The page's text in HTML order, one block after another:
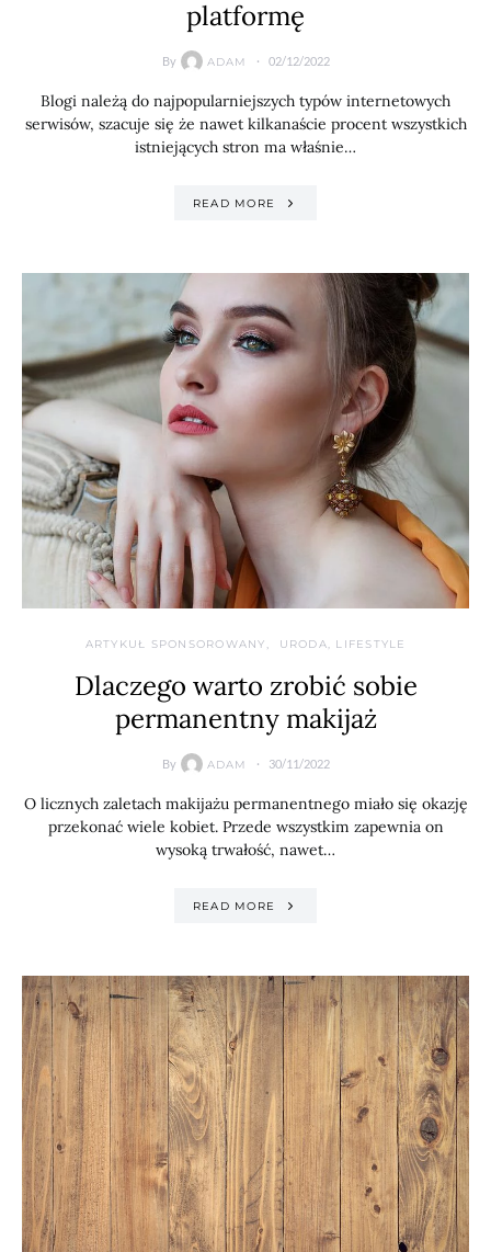
platformę
By ADAM 02/12/2022
Blogi należą do najpopularniejszych typów internetowych
serwisów, szacuje się że nawet kilkanaście procent wszystkich
istniejących stron ma właśnie…
READ MORE
ARTYKUŁ SPONSOROWANY URODA, LIFESTYLE
Dlaczego warto zrobić sobie
permanentny makijaż
By ADAM 30/11/2022
O licznych zaletach makijażu permanentnego miało się okazję
przekonać wiele kobiet. Przede wszystkim zapewnia on
wysoką trwałość, nawet…
READ MORE